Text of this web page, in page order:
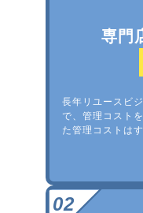
専門
長年リユースビ
で、管理コスト
た管理コストは